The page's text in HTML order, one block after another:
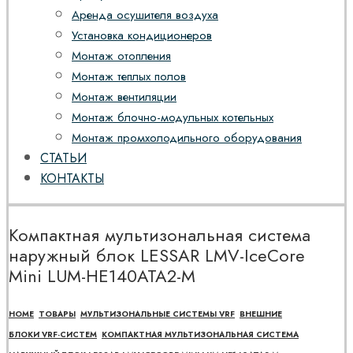
Аренда осушителя воздуха
Установка кондиционеров
Монтаж отопления
Монтаж теплых полов
Монтаж вентиляции
Монтаж блочно-модульных котельных
Монтаж промхолодильного оборудования
СТАТЬИ
КОНТАКТЫ
Компактная мультизональная система
наружный блок LESSAR LMV-IceCore
Mini LUM-HE140ATA2-M
HOME ТОВАРЫ МУЛЬТИЗОНАЛЬНЫЕ СИСТЕМЫ VRF ВНЕШНИЕ
БЛОКИ VRF-СИСТЕМ КОМПАКТНАЯ МУЛЬТИЗОНАЛЬНАЯ СИСТЕМА